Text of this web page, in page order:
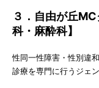
３．自由が丘
科・麻酔科】
性同一性障害・性別違
診療を専門に行うジェ